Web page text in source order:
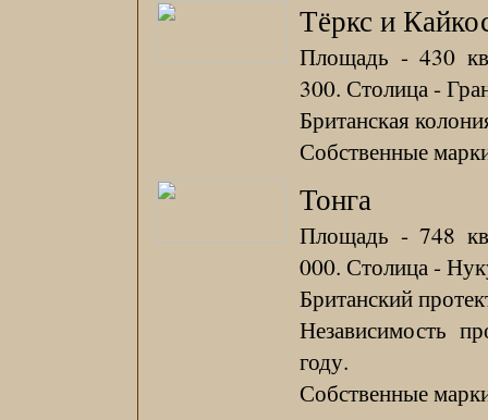
Тёркс и
Площадь - 430
300. Столица -
Британская
Собственные
Тонга
Площадь - 748
000. Столица -
Британский
Независимость
году.
Собственные